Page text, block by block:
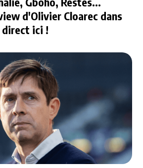
d'Olivier Cloarec dans
ici !